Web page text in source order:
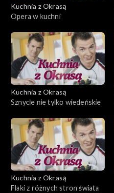
Kuchnia z Okrasą
Opera w kuchni
Kuchnia z Okrasą
Sznycle nie tylko wiedeńskie
Kuchnia z Okrasą
Flaki z różnych stron świata